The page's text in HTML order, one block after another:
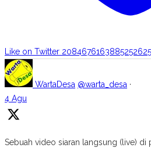
Like on Twitter 2084676163885252625
WartaDesa @warta_desa ·
4 Agu
Sebuah video siaran langsung (live) di